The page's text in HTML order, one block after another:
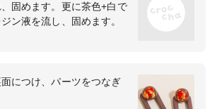
固めます。更に茶色+白で
ン液を流し、固めます。
につけ、パーツをつなぎ